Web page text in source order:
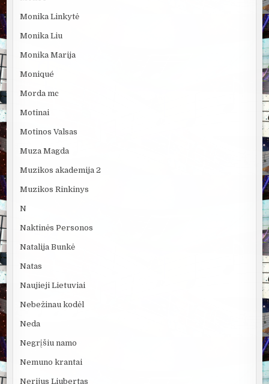
Monika Linkytė
Monika Liu
Monika Marija
Moniqué
Morda mc
Motinai
Motinos Valsas
Muza Magda
Muzikos akademija 2
Muzikos Rinkinys
N
Naktinės Personos
Natalija Bunkė
Natas
Naujieji Lietuviai
Nebežinau kodėl
Neda
Negrįšiu namo
Nemuno krantai
Nerijus Liubertas